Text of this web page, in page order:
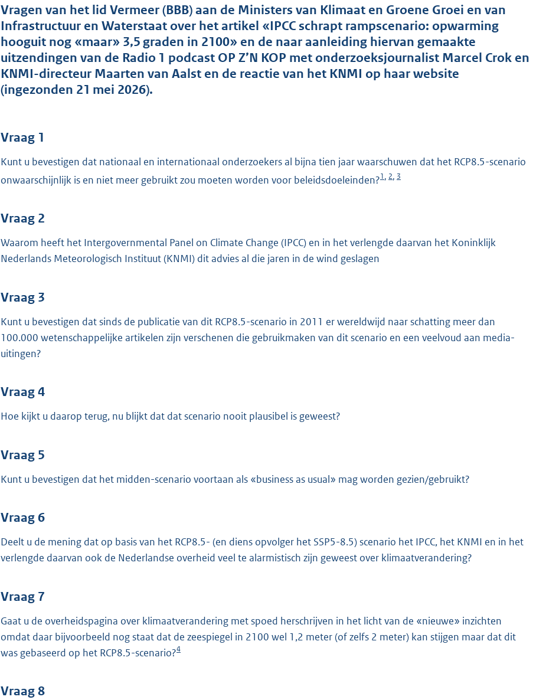
t
a
n
d
s
t
e
K
b
Vragen van het lid Vermeer (BBB) aan de Ministers van Klimaat en Groene Groei en van
Infrastructuur en Waterstaat over het artikel «IPCC schrapt rampscenario: opwarming
hooguit nog «maar» 3,5 graden in 2100» en de naar aanleiding hiervan gemaakte
uitzendingen van de Radio 1 podcast OP Z’N KOP met onderzoeksjournalist Marcel Crok en
KNMI-directeur Maarten van Aalst en de reactie van het KNMI op haar website
(ingezonden 21 mei 2026).
Vraag 1
Kunt u bevestigen dat nationaal en internationaal onderzoekers al bijna tien jaar waarschuwen dat het RCP8.5-scenario
onwaarschijnlijk is en niet meer gebruikt zou moeten worden voor beleidsdoeleinden?1, 2, 3
Vraag 2
Waarom heeft het Intergovernmental Panel on Climate Change (IPCC) en in het verlengde daarvan het Koninklijk
Nederlands Meteorologisch Instituut (KNMI) dit advies al die jaren in de wind geslagen
Vraag 3
Kunt u bevestigen dat sinds de publicatie van dit RCP8.5-scenario in 2011 er wereldwijd naar schatting meer dan
100.000 wetenschappelijke artikelen zijn verschenen die gebruikmaken van dit scenario en een veelvoud aan media-
uitingen?
Vraag 4
Hoe kijkt u daarop terug, nu blijkt dat dat scenario nooit plausibel is geweest?
Vraag 5
Kunt u bevestigen dat het midden-scenario voortaan als «business as usual» mag worden gezien/gebruikt?
Vraag 6
Deelt u de mening dat op basis van het RCP8.5- (en diens opvolger het SSP5-8.5) scenario het IPCC, het KNMI en in het
verlengde daarvan ook de Nederlandse overheid veel te alarmistisch zijn geweest over klimaatverandering?
Vraag 7
Gaat u de overheidspagina over klimaatverandering met spoed herschrijven in het licht van de «nieuwe» inzichten
omdat daar bijvoorbeeld nog staat dat de zeespiegel in 2100 wel 1,2 meter (of zelfs 2 meter) kan stijgen maar dat dit
was gebaseerd op het RCP8.5-scenario?4
Vraag 8